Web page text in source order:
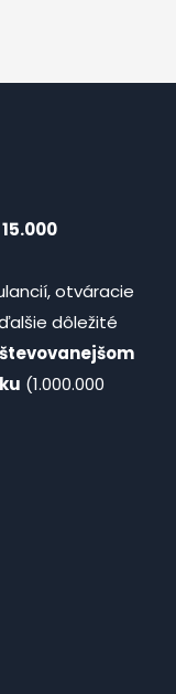
15.000
otváracie
dôležité
(1.000.000